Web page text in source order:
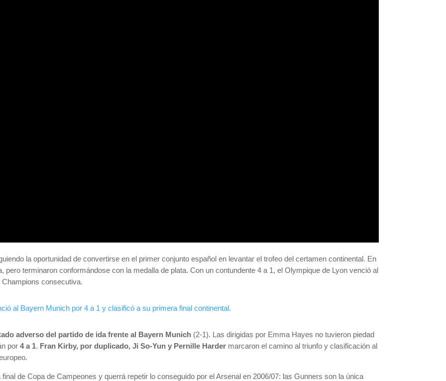
la oportunidad de convertirse en el primer conjunto español en levantar el trofeo del certamen continental. En
terminaron conformándose con la medalla de plata. Con un contundente 4 a 1, el Olympique de Lyon venció al
consecutiva.
adverso del partido de ida frente al Bayern Munich (2-1). Las dirigidas por Emma Hayes no tuvieron piedad
por4 a 1. Fran Kirby, por duplicado, Ji So-Yun y Pernille Harder marcaron el camino al triunfo y clasificación al
de Copa de Campeones y querrá repetir lo conseguido por el Arsenal en 2006/07: las Gunners son la única